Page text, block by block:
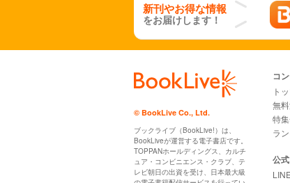
新刊やお得な情報
をお届けします！
© BookLive Co., Ltd.
ブックライブ（BookLive!）は、
BookLiveが運営する電子書店です。
TOPPANホールディングス、カルチ
ュア・コンビニエンス・クラブ、テ
レビ朝日の出資を受け、日本最大級
コ
ト
無
特
ラ
公
LINE